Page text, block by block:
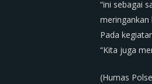
“ini sebagai
meringankan
Pada
“Kita juga
(Humas